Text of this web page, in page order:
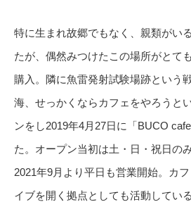
特に生まれ故郷でもなく、親類がい
たが、偶然みつけたこの場所がとて
購入。隣に魚雷発射試験場跡という
海、せっかくならカフェをやろうと
ンをし2019年4月27日に「BUCO
た。オープン当初は土・日・祝日の
2021年9月より平日も営業開始。カ
イブを開く拠点としても活動している